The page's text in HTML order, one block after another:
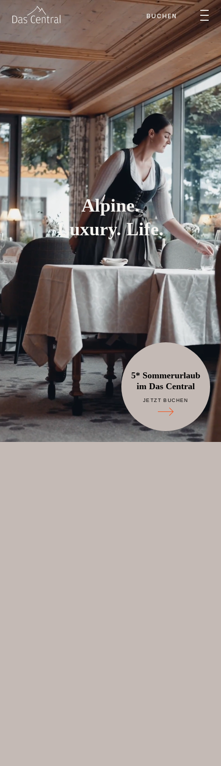
BUCHEN
5* Sommerurlaub
im Das Central
JETZT BUCHEN
Alpine.
Luxury. Life.